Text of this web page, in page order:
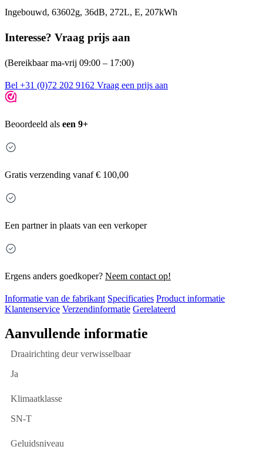
Ingebouwd, 63602g, 36dB, 272L, E, 207kWh
Interesse? Vraag prijs aan
(Bereikbaar ma-vrij 09:00 – 17:00)
Bel +31 (0)72 202 9162 Vraag een prijs aan
Beoordeeld als een 9+
Gratis verzending vanaf € 100,00
Een partner in plaats van een verkoper
Ergens anders goedkoper? Neem contact op!
Informatie van de fabrikant Specificaties Product informatie
Klantenservice Verzendinformatie Gerelateerd
Aanvullende informatie
Draairichting deur verwisselbaar
Ja
Klimaatklasse
SN-T
Geluidsniveau